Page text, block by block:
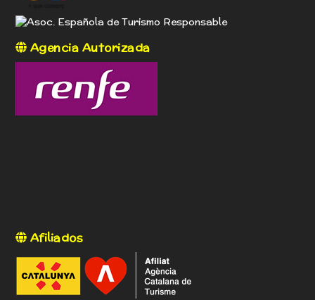
Agencia Autorizada
Afiliados